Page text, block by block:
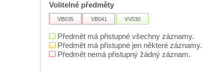
Volitelné předměty
VB035 VB041 VV030
Předmět má přistupné všechny záznamy.
Předmět má přistupné jen některé záznamy.
Předmět nemá přistupný žádný záznam.